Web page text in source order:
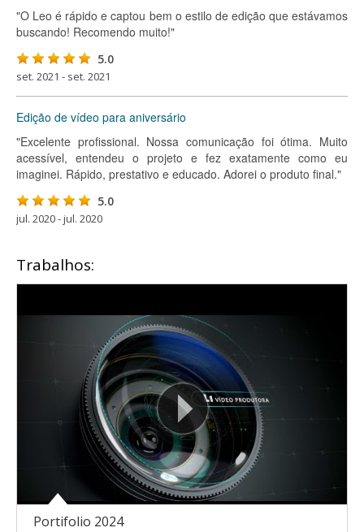
"O Leo é rápido e captou bem o estilo de edição que estávamos
buscando! Recomendo muito!"
5.0
set. 2021 - set. 2021
Edição de vídeo para aniversário
"Excelente profissional. Nossa comunicação foi ótima. Muito
acessível, entendeu o projeto e fez exatamente como eu
imaginei. Rápido, prestativo e educado. Adorei o produto final."
5.0
jul. 2020 - jul. 2020
Trabalhos:
Portifolio 2024